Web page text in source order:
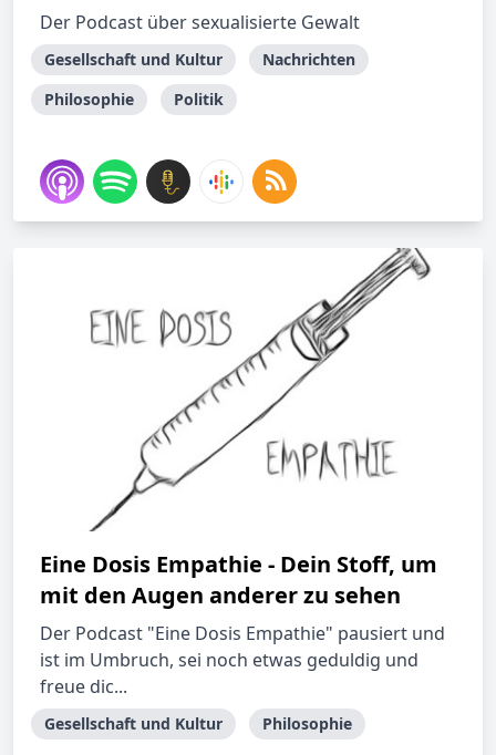
Der Podcast über sexualisierte Gewalt
Gesellschaft und Kultur
Nachrichten
Philosophie
Politik
Eine Dosis Empathie - Dein Stoff, um
mit den Augen anderer zu sehen
Der Podcast "Eine Dosis Empathie" pausiert und
ist im Umbruch, sei noch etwas geduldig und
freue dic...
Gesellschaft und Kultur Philosophie